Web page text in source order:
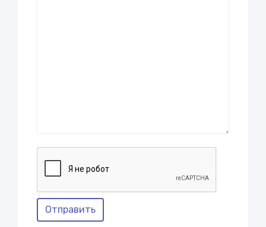
Отправить